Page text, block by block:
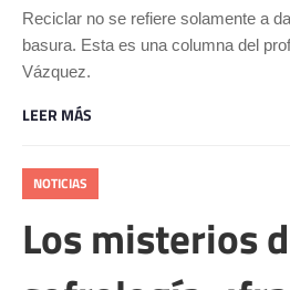
Reciclar no se refiere solamente a
basura. Esta es una columna del
Vázquez.
LEER MÁS
NOTICIAS
Los misterios